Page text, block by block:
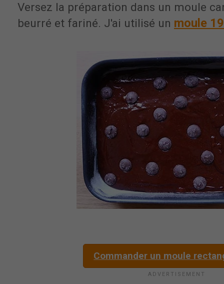
Versez la préparation dans un moule
beurré et fariné. J'ai utilisé un moule
Commander un moule